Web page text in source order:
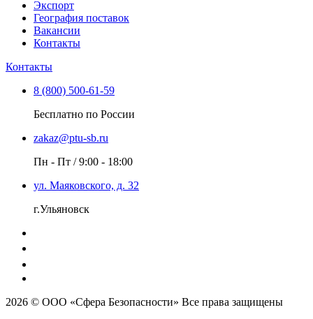
Экспорт
География поставок
Вакансии
Контакты
Контакты
8 (800) 500-61-59
Бесплатно по России
zakaz@ptu-sb.ru
Пн - Пт / 9:00 - 18:00
ул. Маяковского, д. 32
г.Ульяновск
2026 © ООО «Сфера Безопасности» Все права защищены